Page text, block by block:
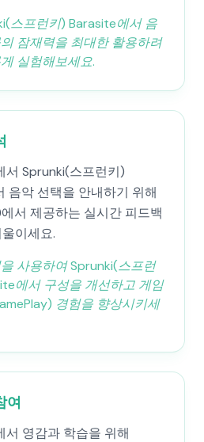
스프런키) Barasite에서 음
잠재력을 최대한 활용하려
실험해보세요.
서 Sprunki(스프런키)
음악 선택을 안내하기 위해
서 제공하는 실시간 피드백
이세요.
사용하여 Sprunki(스프런
에서 구성을 개선하고 게임
경험을 향상시키세
여
서 영감과 학습을 위해